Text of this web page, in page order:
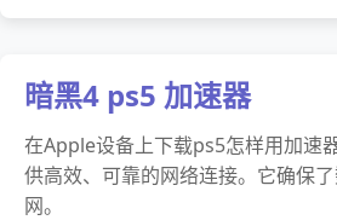
暗黑4 ps5 加速器
在Apple设备上下载ps5怎样用加速
供高效、可靠的网络连接。它确保
网。